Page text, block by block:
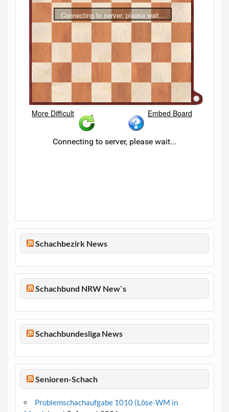
Schachbezirk News
Schachbund NRW New`s
Schachbundesliga News
Senioren-Schach
Problemschachaufgabe 1010 (Löse-WM in